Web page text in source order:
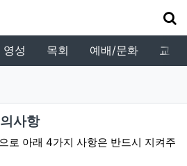
영성 목회 예배/문화 교육
내
사항
로 아래 4가지 사항은 반드시 지켜주